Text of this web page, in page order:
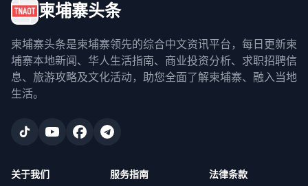
柬埔寨头条
柬埔寨头条是柬埔寨领先的综合中文资讯平台，每日更新柬
埔寨本地新闻、华人生活指南、商业投资分析、求职招聘信
息、旅游攻略及文化活动，助您全面了解柬埔寨、融入当地
生活。
关于我们 服务指南 法律条款